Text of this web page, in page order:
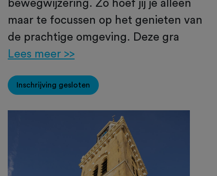
bewegwijzering. Zo hoef jij je alleen
maar te focussen op het genieten van
de prachtige omgeving. Deze gra
Lees meer >>
Inschrijving gesloten